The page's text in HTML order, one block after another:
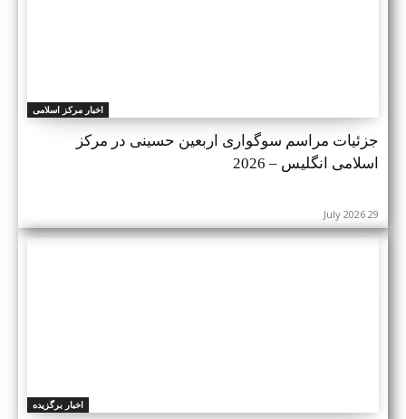
اخبار مرکز اسلامی
جزئیات مراسم سوگواری اربعین حسینی در مرکز
اسلامی انگلیس – 2026
29 July 2026
اخبار برگزیده